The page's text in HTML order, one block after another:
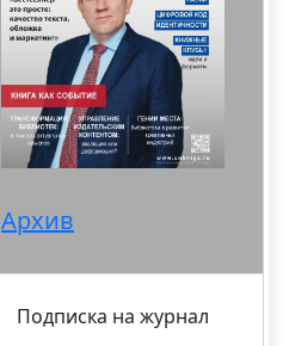
Архив
Подписка на журнал